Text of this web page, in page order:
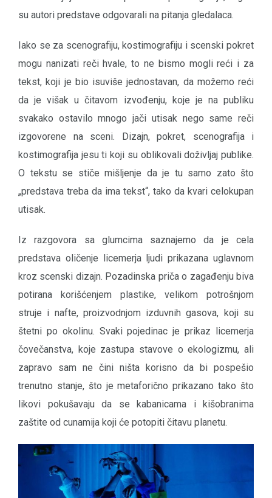
su autori predstave odgovarali na pitanja gledalaca.
Iako se za scenografiju, kostimografiju i scenski pokret
mogu nanizati reči hvale, to ne bismo mogli reći i za
tekst, koji je bio isuviše jednostavan, da možemo reći
da je višak u čitavom izvođenju, koje je na publiku
svakako ostavilo mnogo jači utisak nego same reči
izgovorene na sceni. Dizajn, pokret, scenografija i
kostimografija jesu ti koji su oblikovali doživljaj publike.
O tekstu se stiče mišljenje da je tu samo zato što
„predstava treba da ima tekst“, tako da kvari celokupan
utisak.
Iz razgovora sa glumcima saznajemo da je cela
predstava oličenje licemerja ljudi prikazana uglavnom
kroz scenski dizajn. Pozadinska priča o zagađenju biva
potirana korišćenjem plastike, velikom potrošnjom
struje i nafte, proizvodnjom izduvnih gasova, koji su
štetni po okolinu. Svaki pojedinac je prikaz licemerja
čovečanstva, koje zastupa stavove o ekologizmu, ali
zapravo sam ne čini ništa korisno da bi pospešio
trenutno stanje, što je metaforično prikazano tako što
likovi pokušavaju da se kabanicama i kišobranima
zaštite od cunamija koji će potopiti čitavu planetu.